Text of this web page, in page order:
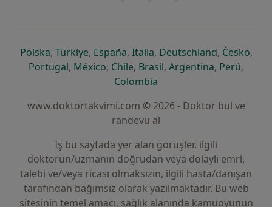
Polskayeni bir sekmede açılır
, Türkiyeyeni bir sekmede açılır
, Españayeni bir sekmede açılır
, Italiayeni bir sekmede açılır
, Deutschlandyeni bir
, Českoyeni
,
Portugalyeni bir sekmede açılır
, Méxicoyeni bir sekmede açılır
, Chileyeni bir sekmede açılır
, Brasilyeni bir sekmede açılır
, Argentinayeni bir
, Perúyeni
,
Colombia
www.doktortakvimi.com © 2026 - Doktor bul ve
randevu al
İş bu sayfada yer alan görüşler, ilgili
doktorun/uzmanın doğrudan veya dolaylı emri,
talebi ve/veya ricası olmaksızın, ilgili hasta/danışan
tarafından bağımsız olarak yazılmaktadır. Bu web
sitesinin temel amacı, sağlık alanında kamuoyunun